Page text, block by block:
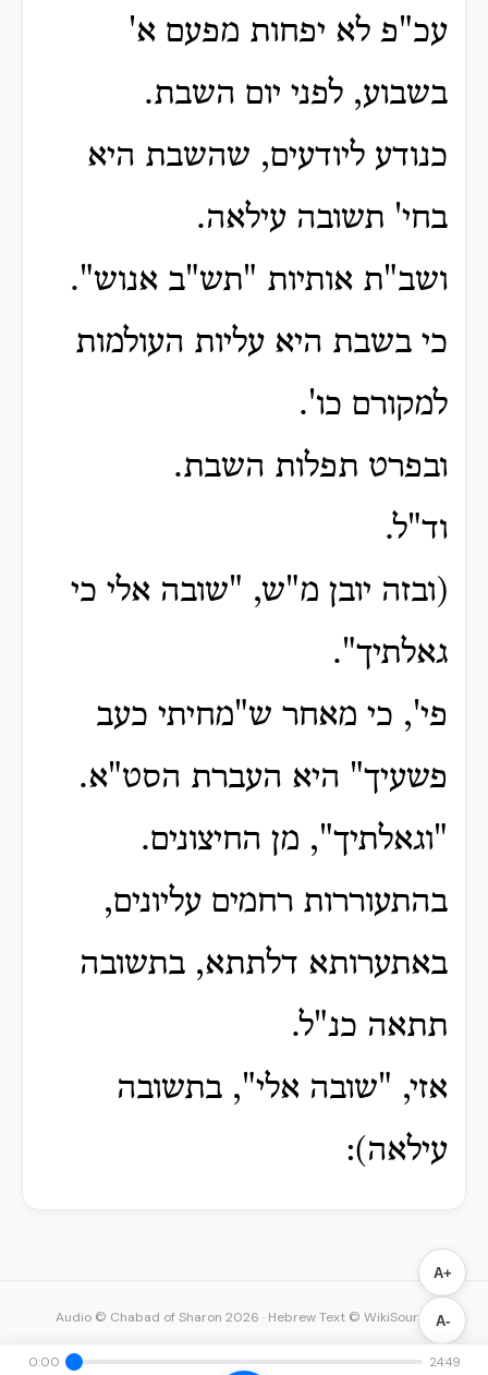
עכ"פ לא יפחות מפעם א'
בשבוע, לפני יום השבת.
כנודע ליודעים, שהשבת היא
בחי' תשובה עילאה.
ושב"ת אותיות "תש"ב אנוש".
כי בשבת היא עליות העולמות
למקורם כו'.
ובפרט תפלות השבת.
וד"ל.
(ובזה יובן מ"ש, "שובה אלי כי
גאלתיך".
פי', כי מאחר ש"מחיתי כעב
פשעיך" היא העברת הסט"א.
"וגאלתיך", מן החיצונים.
בהתעוררות רחמים עליונים,
באתערותא דלתתא, בתשובה
תתאה כנ"ל.
אזי, "שובה אלי", בתשובה
עילאה):
A+
A-
0:00 24:49
Audio © Chabad of Sharon 2026 · Hebrew Text © WikiSource